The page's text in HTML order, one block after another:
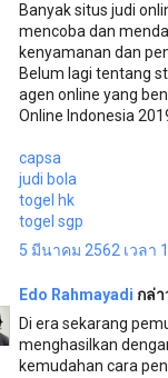
Banyak situs judi
mencoba dan
kenyamanan dan
Belum lagi tentang
agen online yang
Online Indonesia
capsa
judi bola
togel hk
togel sgp
5 มีนาคม 2562 เวลา
Edo Rahmayadi กล่า
Di era sekarang
menghasilkan
kemudahan cara